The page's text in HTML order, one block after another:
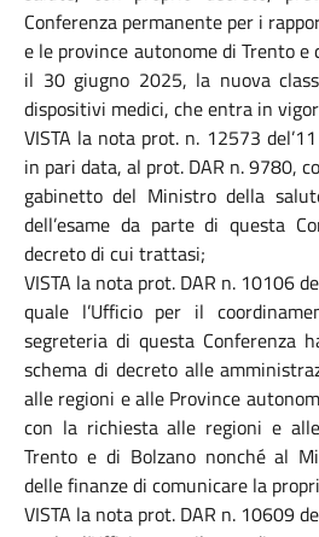
Conferenza permanente per i
e le province autonome di Trento
il 30 giugno 2025, la nuova
dispositivi medici, che entra in
VISTA la nota prot. n. 12573
in pari data, al prot. DAR n. 9780,
gabinetto del Ministro della
dell’esame da parte di questa
decreto di cui trattasi;
VISTA la nota prot. DAR n. 10106
quale l’Ufficio per il
segreteria di questa Conferenza
schema di decreto alle
alle regioni e alle Province
con la richiesta alle regioni e
Trento e di Bolzano nonché al
delle finanze di comunicare la
VISTA la nota prot. DAR n. 10609